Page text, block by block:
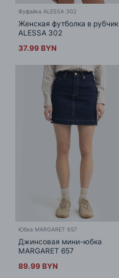
Фуфайка ALESSA 302
Женская футболка в рубчик
ALESSA 302
37.99 BYN
Юбка MARGARET 657
Джинсовая мини-юбка
MARGARET 657
89.99 BYN